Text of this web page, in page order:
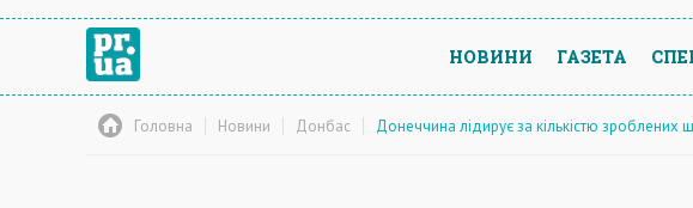
НОВИНИ ГАЗЕТА
Головна Новини Донбас Донеччина лідирує за кількістю зроблених